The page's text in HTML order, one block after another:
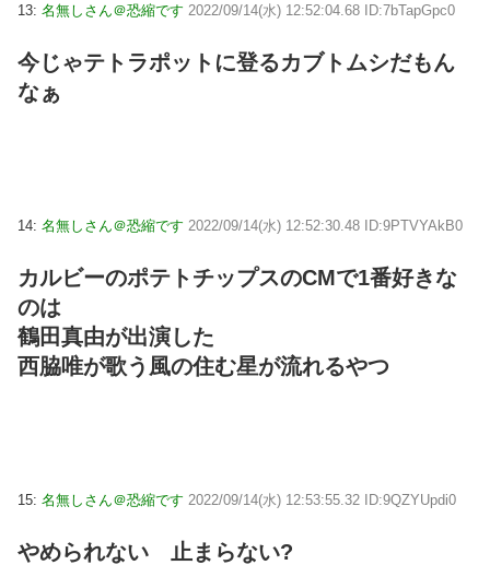
13: 名無しさん＠恐縮です 2022/09/14(水) 12:52:04.68 ID:7bTapGpc0
今じゃテトラポットに登るカブトムシだもん
なぁ
14: 名無しさん＠恐縮です 2022/09/14(水) 12:52:30.48 ID:9PTVYAkB0
カルビーのポテトチップスのCMで1番好きな
のは
鶴田真由が出演した
西脇唯が歌う風の住む星が流れるやつ
15: 名無しさん＠恐縮です 2022/09/14(水) 12:53:55.32 ID:9QZYUpdi0
やめられない 止まらない?